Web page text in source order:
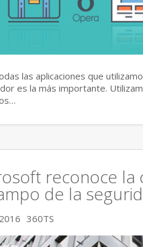
las aplicaciones que
es la más importante.
reconoce
de la
360TS